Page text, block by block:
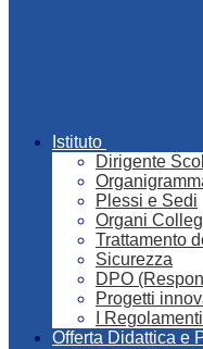
Istituto
Dirigente
Plessi e Sedi
Organi
Trattamento
Sicurezza
DPO
Progetti
I
Offerta Didattica e